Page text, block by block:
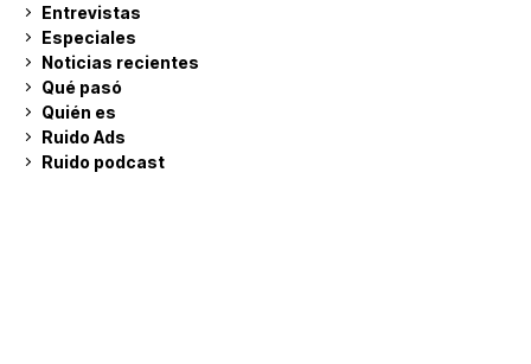
Entrevistas
Especiales
Noticias recientes
Qué pasó
Quién es
Ruido Ads
Ruido podcast